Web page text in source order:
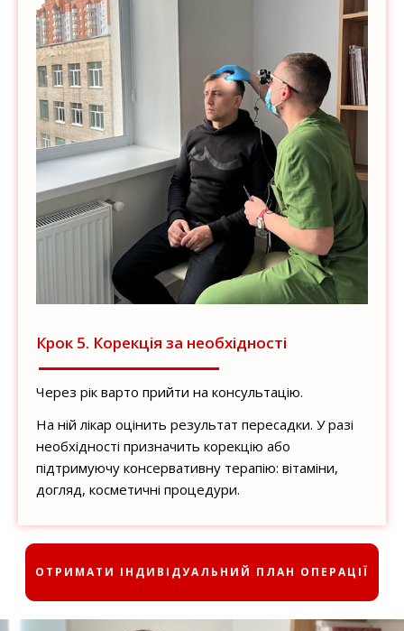
Крок 5. Корекція за необхідності
Через рік варто прийти на консультацію.
На ній лікар оцінить результат пересадки. У разі
необхідності призначить корекцію або
підтримуючу консервативну терапію: вітаміни,
догляд, косметичні процедури.
‎ОТРИМАТИ ІНДИВІДУАЛЬНИЙ ПЛАН ОПЕРАЦІЇ